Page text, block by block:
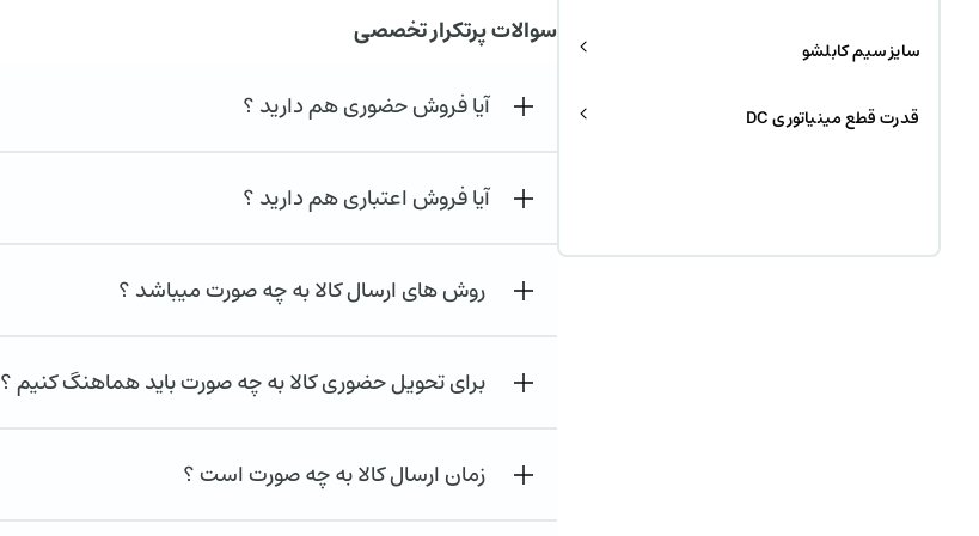
سوالات پرتکرار تخصصی
آیا فروش حضوری هم دارید ؟
آیا فروش اعتباری هم دارید ؟
روش های ارسال کالا به چه صورت میباشد ؟
برای تحویل حضوری کالا به چه صورت باید هماهنگ کنیم ؟
زمان ارسال کالا به چه صورت است ؟
سایز سیم کابلشو
قدرت قطع مینیاتوری DC